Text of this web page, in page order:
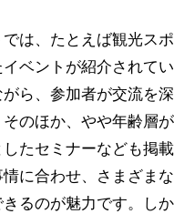
は、たとえば観光ス
ベントが紹介されて
ら、参加者が交流を
のほか、やや年齢層
たセミナーなども掲
に合わせ、さまざま
るのが魅力です。し